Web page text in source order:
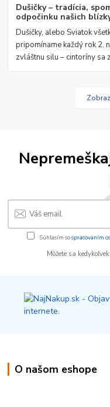
Dušičky – tradícia,
odpočinku našich
Dušičky, alebo Sviatok
pripomíname každý rok 2.
zvláštnu silu – cintoríny sa
Súhlasím sospracovaním
Môžete sa
O našom eshope